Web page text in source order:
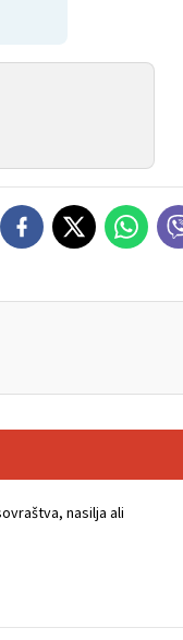
nasilja ali